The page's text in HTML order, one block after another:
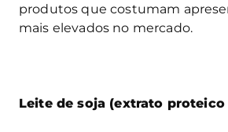
produtos que costumam
mais elevados no mercado.
Leite de soja (extrato proteico